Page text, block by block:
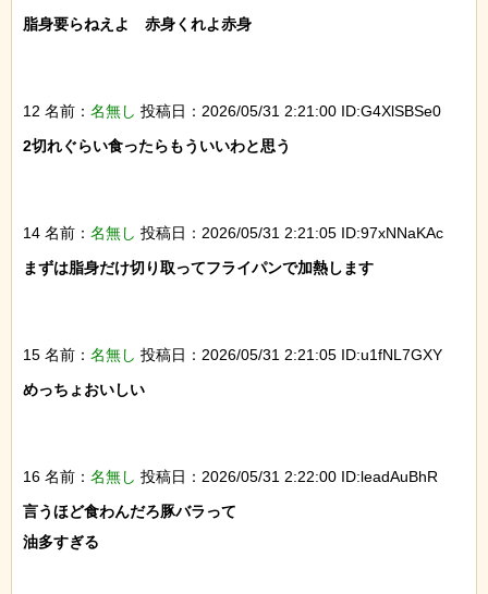
脂身要らねえよ　赤身くれよ赤身
12 名前： 名無し 投稿日：2026/05/31 2:21:00 ID:G4XlSBSe0
2切れぐらい食ったらもういいわと思う
14 名前： 名無し 投稿日：2026/05/31 2:21:05 ID:97xNNaKAc
まずは脂身だけ切り取ってフライパンで加熱します
15 名前： 名無し 投稿日：2026/05/31 2:21:05 ID:u1fNL7GXY
めっちょおいしい
16 名前： 名無し 投稿日：2026/05/31 2:22:00 ID:leadAuBhR
言うほど食わんだろ豚バラって
油多すぎる